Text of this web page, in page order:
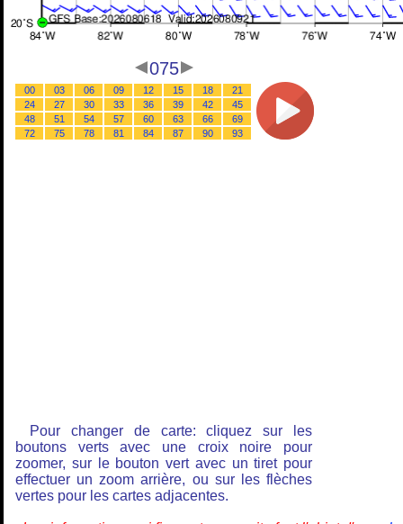
075
00 03 06 09 12 15 18
21
24
27 30 33 36 39 42
45
48
51 54 57 60 63 66
69
72
75 78 81 84 87 90 93
Pour changer de carte: cliquez sur les
boutons verts avec une croix noire pour
zoomer, sur le bouton vert avec un tiret pour
effectuer un zoom arrière, ou sur les flèches
vertes pour les cartes adjacentes.